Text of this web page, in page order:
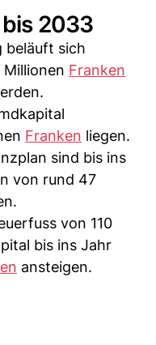
2033
beläuft sich
Franken
Franken liegen.
sind bis ins
von rund 47
von 110
bis ins Jahr
ansteigen.